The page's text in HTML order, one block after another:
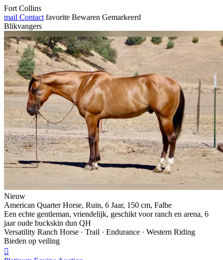
Fort Collins
mail Contact favorite Bewaren Gemarkeerd
Blikvangers
Nieuw
American Quarter Horse, Ruin, 6 Jaar, 150 cm, Falbe
Een echte gentleman, vriendelijk, geschikt voor ranch en arena, 6
jaar oude buckskin dun QH
Versatility Ranch Horse · Trail · Endurance · Western Riding
Bieden op veiling
